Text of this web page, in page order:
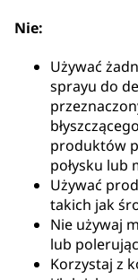
Nie:
Używać
sprayu do
produktów
połysku lub
Używać
takich jak
Nie używaj
lub
Korzystaj z